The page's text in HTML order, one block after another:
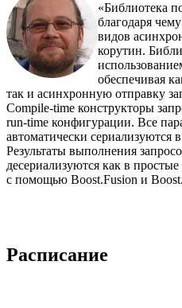
«Библиотека
благодаря
видов
корутин.
обеспечивая
так и асинхронную отправку
Compile-time конструкторы
run-time конфигурации. Все
автоматически сериализуются
Результаты выполнения
десериализуются как в
с помощью Boost.Fusion и
Расписание